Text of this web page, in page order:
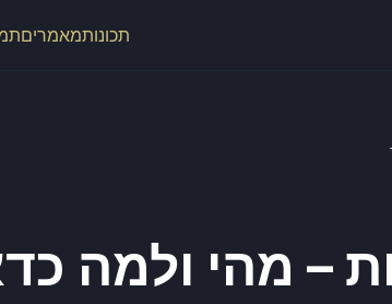
תכונותמאמרים
– מהי ולמה